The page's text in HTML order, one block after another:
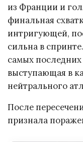
из Франции и
финальная
интригующей,
сильна в
самых
выступающая в
нейтрального
После
признала